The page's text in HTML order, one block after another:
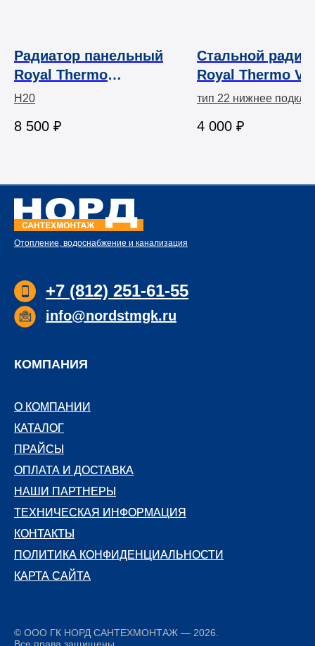
Радиатор панельный
Royal Thermo
HYGIENE H20
H20
8 500 ₽
Стальной
Royal Thermo
COMPACT VC
тип 22 нижнее
4 000 ₽
Отопление, водоснабжение и канализация
+7 (812) 251-61-55
info@nordstmgk.ru
© ООО ГК НОРД САНТЕХМОНТАЖ — 2026.
Все права защищены.
О КОМПАНИИ
О КОМПАНИИ
КАТАЛОГ
КАТАЛОГ
ПРАЙСЫ
ПРАЙСЫ
ОПЛАТА И ДОСТАВКА
ОПЛАТА И ДОСТАВКА
КОМПАНИЯ
НАШИ ПАРТНЕРЫ
НАШИ ПАРТНЕРЫ
ТЕХНИЧЕСКАЯ ИНФОРМАЦИЯ
ТЕХНИЧЕСКАЯ ИНФОРМАЦИЯ
КОНТАКТЫ
КОНТАКТЫ
ПОЛИТИКА КОНФИДЕНЦИАЛЬНОСТИ
ПОЛИТИКА КОНФИДЕНЦИАЛЬНОСТИ
КАРТА САЙТА
КАРТА САЙТА